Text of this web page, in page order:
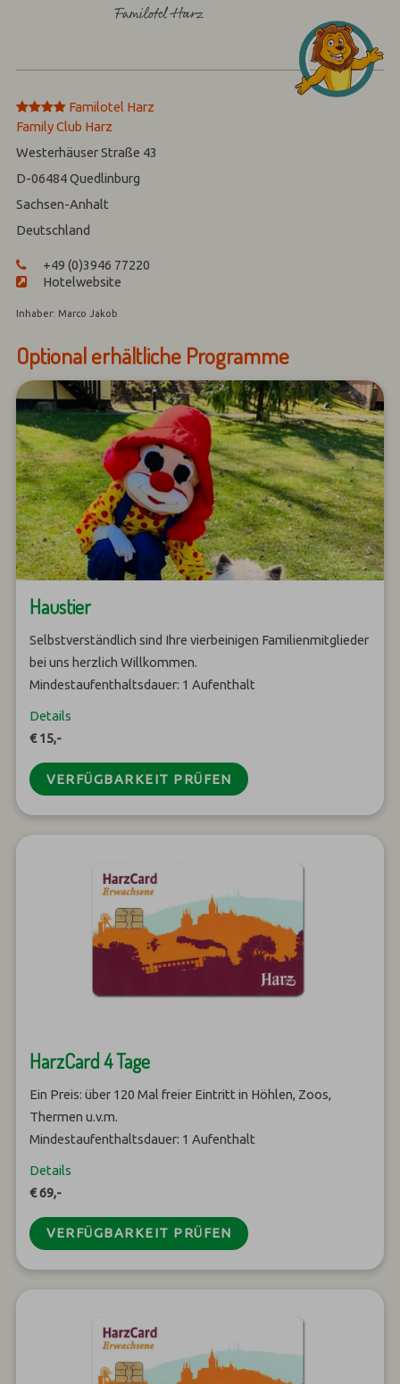
****
Familotel Harz
Family Club Harz
Westerhäuser Straße 43
D-06484Quedlinburg
Sachsen-Anhalt
Deutschland
+49 (0)3946 77220
Hotelwebsite
Inhaber: Marco Jakob
Optional erhältliche Programme
Haustier
Selbstverständlich sind Ihre vierbeinigen Familienmitglieder
bei uns herzlich Willkommen.
Mindestaufenthaltsdauer: 1 Aufenthalt
Details
€ 15,-
VERFÜGBARKEIT PRÜFEN
HarzCard 4 Tage
Ein Preis: über 120 Mal freier Eintritt in Höhlen, Zoos,
Thermen u.v.m.
Mindestaufenthaltsdauer: 1 Aufenthalt
Details
€ 69,-
VERFÜGBARKEIT PRÜFEN